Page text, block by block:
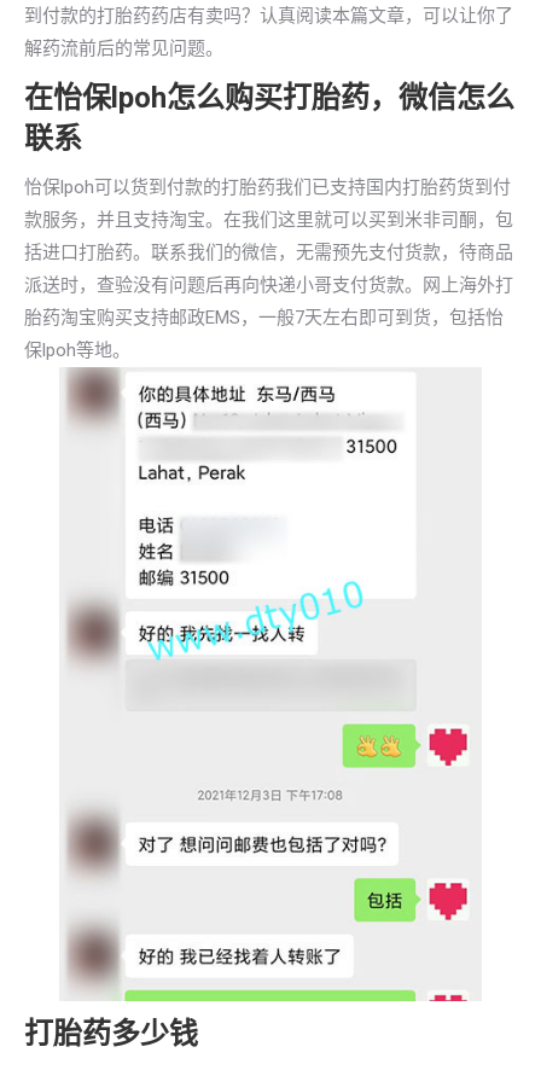
到付款的打胎药药店有卖吗？认真阅读本篇文章，可以让你了
解药流前后的常见问题。
在怡保lpoh怎么购买打胎药，微信怎么
联系
怡保lpoh可以货到付款的打胎药我们已支持国内打胎药货到付
款服务，并且支持淘宝。在我们这里就可以买到米非司酮，包
括进口打胎药。联系我们的微信，无需预先支付货款，待商品
派送时，查验没有问题后再向快递小哥支付货款。网上海外打
胎药淘宝购买支持邮政EMS，一般7天左右即可到货，包括怡
保lpoh等地。
打胎药多少钱